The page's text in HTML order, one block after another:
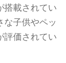
搭載されてい
な子供やペッ
評価されてい